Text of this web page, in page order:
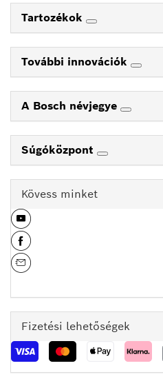
Tartozékok
További innovációk
A Bosch névjegye
Súgóközpont
Kövess minket
Fizetési lehetőségek